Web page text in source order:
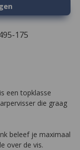
175
is een topklasse
die graag
beleef je maximaal
over de vis.